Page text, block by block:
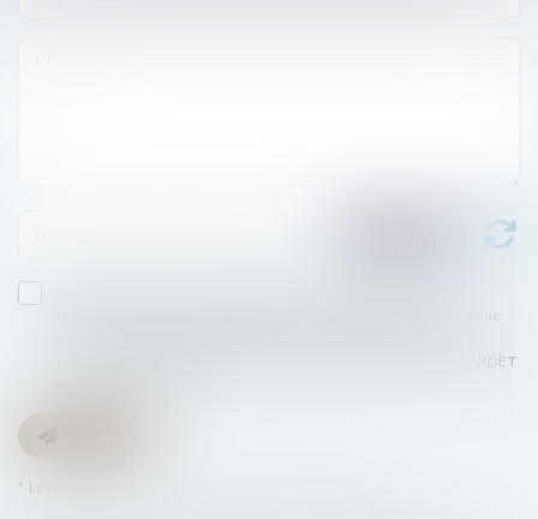
informatiquement par BARDET ET ASSOCIÉS et l'hébergeur
relation avec BARDET ET ASSOCIÉS et/ou Maître Max BARDET
* Les champs suivis d'un astérisque sont obligatoires.